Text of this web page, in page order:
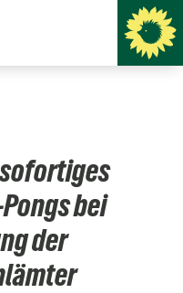
bei
der